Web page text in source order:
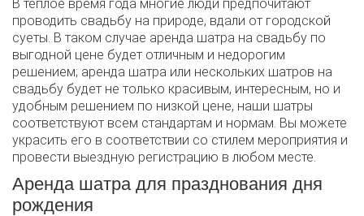
В теплое время года многие люди предпочитают
проводить свадьбу на природе, вдали от городской
суеты. В таком случае аренда шатра на свадьбу по
выгодной цене будет отличным и недорогим
решением; аренда шатра или нескольких шатров на
свадьбу будет не только красивым, интересным, но и
удобным решением по низкой цене, наши шатры
соответствуют всем стандартам и нормам. Вы можете
украсить его в соответствии со стилем мероприятия и
провести выездную регистрацию в любом месте.
Аренда шатра для празднования дня
рождения